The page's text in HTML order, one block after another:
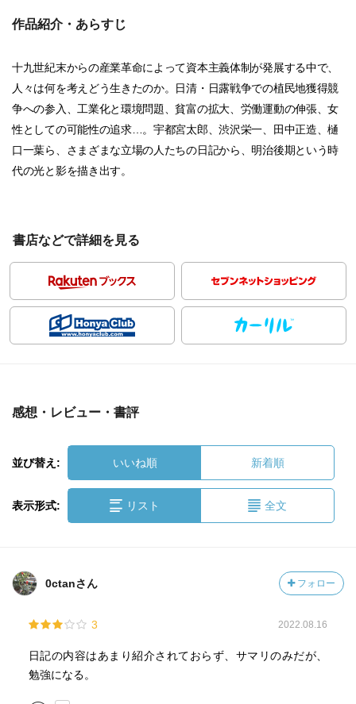
作品紹介・あらすじ
十九世紀末からの産業革命によって資本主義体制が発展する中で、
人々は何を考えどう生きたのか。日清・日露戦争での植民地獲得競
争への参入、工業化と環境問題、貧富の拡大、労働運動の伸張、女
性としての可能性の追求…。宇都宮太郎、渋沢栄一、田中正造、樋
口一葉ら、さまざまな立場の人たちの日記から、明治後期という時
代の光と影を描き出す。
書店などで詳細を見る
感想・レビュー・書評
並び替え: いいね順 新着順
表示形式: リスト 全文
0ctanさん フォロー
3 2022.08.16
日記の内容はあまり紹介されておらず、サマリのみだが、
勉強になる。